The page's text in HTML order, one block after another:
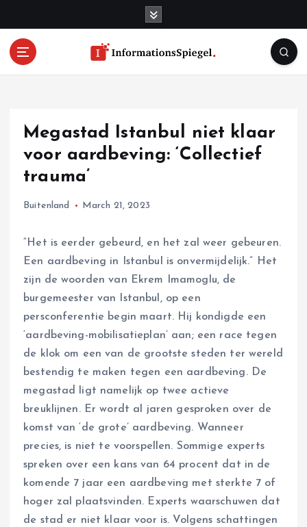
Megastad Istanbul niet klaar
voor aardbeving: ‘Collectief
trauma’
Buitenland March 21, 2023
“Het is eerder gebeurd, en het zal weer gebeuren.
Een aardbeving in Istanbul is onvermijdelijk.” Het
zijn de woorden van Ekrem Imamoglu, de
burgemeester van Istanbul, op een
persconferentie begin maart. Hij kondigde een
‘aardbeving-mobilisatieplan’ aan; een race tegen
de klok om een van de grootste steden ter wereld
bestendig te maken tegen een aardbeving. De
megastad ligt namelijk op twee actieve
breuklijnen. Er wordt al jaren gesproken over de
komst van ‘de grote’ aardbeving. Wanneer
precies, is niet te voorspellen. Sommige experts
spreken over een kans van 64 procent dat in de
komende 7 jaar een aardbeving met sterkte 7 of
hoger zal plaatsvinden. Experts waarschuwen dat
de stad er niet klaar voor is. Volgens schattingen